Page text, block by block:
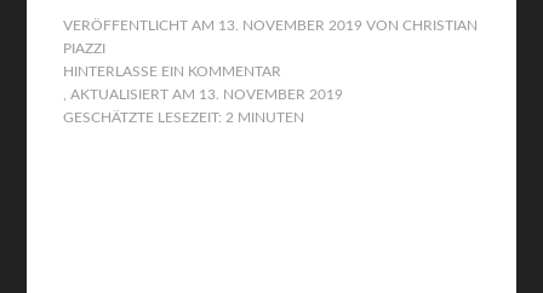
VERÖFFENTLICHT AM 13. NOVEMBER 2019 VONCHRISTIAN
PIAZZI
HINTERLASSE EIN KOMMENTAR
, AKTUALISIERT AM 13. NOVEMBER 2019
GESCHÄTZTE LESEZEIT: 2 MINUTEN